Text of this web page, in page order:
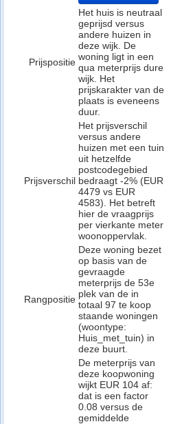
Prijspositie
Het huis is neutraal
geprijsd versus
andere huizen in
deze wijk. De
woning ligt in een
qua meterprijs dure
wijk. Het
prijskarakter van de
plaats is eveneens
duur.
Prijsverschil
Het prijsverschil
versus andere
huizen met een tuin
uit hetzelfde
postcodegebied
bedraagt -2% (EUR
4479 vs EUR
4583). Het betreft
hier de vraagprijs
per vierkante meter
woonoppervlak.
Rangpositie
Deze woning bezet
op basis van de
gevraagde
meterprijs de 53e
plek van de in
totaal 97 te koop
staande woningen
(woontype:
Huis_met_tuin) in
deze buurt.
De meterprijs van
deze koopwoning
wijkt EUR 104 af:
dat is een factor
0.08 versus de
gemiddelde